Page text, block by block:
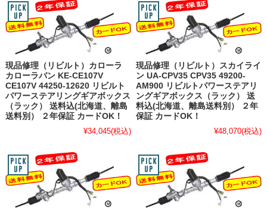
現品修理（リビルト）カローラ
カローラバン KE-CE107V
CE107V 44250-12620 リビルト
パワーステアリングギアボックス
（ラック） 送料込(北海道、離島
送料別） ２年保証 カードOK！
¥34,045(税込)
現品修理（リビルト）スカイライ
ン UA-CPV35 CPV35 49200-
AM900 リビルトパワーステアリ
ングギアボックス（ラック） 送
料込(北海道、離島送料別） ２年
保証 カードOK！
¥48,070(税込)